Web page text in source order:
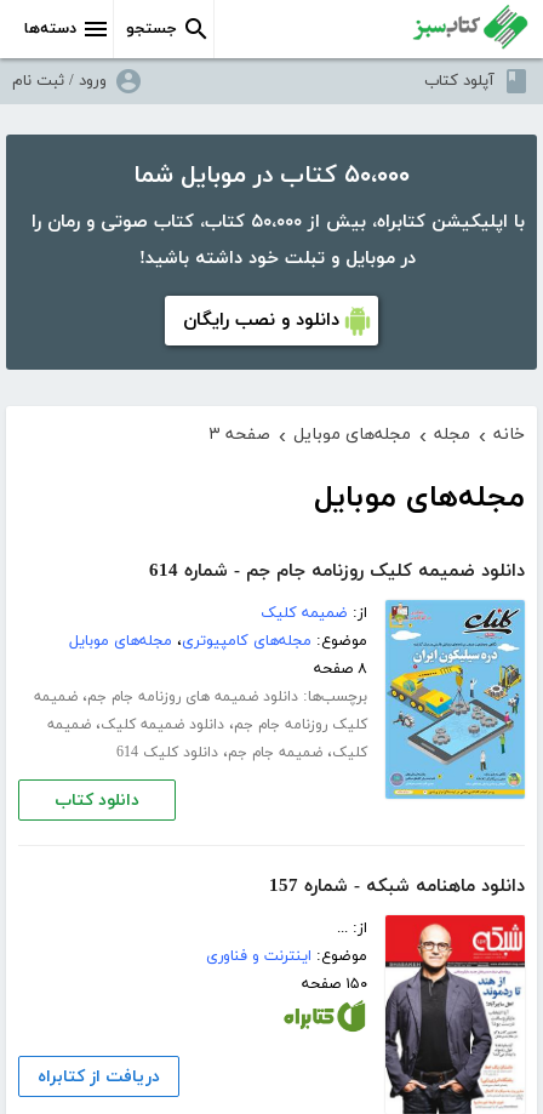
دسته‌ها جستجو
آپلود کتاب ورود / ثبت نام
۵۰،۰۰۰ کتاب در موبایل شما
با اپلیکیشن کتابراه، بیش از ۵۰،۰۰۰ کتاب، کتاب صوتی و رمان را
در موبایل و تبلت خود داشته باشید!
دانلود و نصب رایگان
خانه › مجله › مجله‌های موبایل › صفحه ۳
مجله‌های موبایل
دانلود ضمیمه کلیک روزنامه جام جم - شماره 614
از: ضمیمه کلیک
موضوع: مجله‌های کامپیوتری، مجله‌های موبایل
۸ صفحه
برچسب‌ها:دانلود ضمیمه های روزنامه جام جم،ضمیمه
کلیک روزنامه جام جم،دانلود ضمیمه کلیک،ضمیمه
کلیک،ضمیمه جام جم،دانلود کلیک 614
دانلود کتاب
دانلود ماهنامه شبکه - شماره 157
از: ...
موضوع: اینترنت و فناوری
۱۵۰ صفحه
دریافت از کتابراه